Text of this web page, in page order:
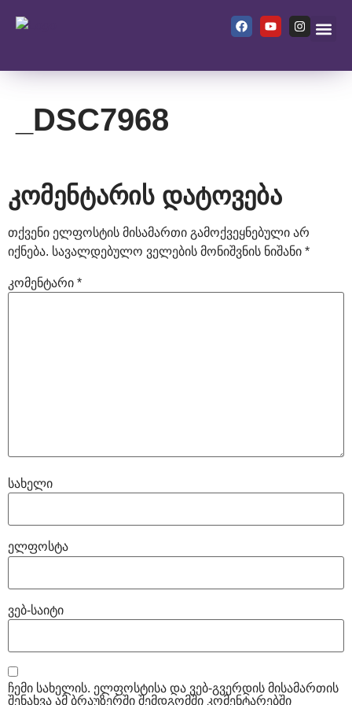
_DSC7968
კომენტარის დატოვება
თქვენი ელფოსტის მისამართი გამოქვეყნებული არ
იქნება. სავალდებულო ველების მონიშვნის ნიშანი *
კომენტარი *
სახელი
ელფოსტა
ვებ-საიტი
ჩემი სახელის. ელფოსტისა და ვებ-გვერდის მისამართის
შენახვა ამ ბრაუზერში შემდგომში კომენტარებში